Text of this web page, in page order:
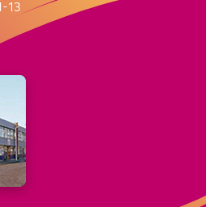
13